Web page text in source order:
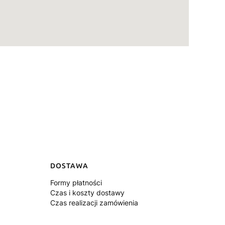
DOSTAWA
Formy płatności
Czas i koszty dostawy
Czas realizacji zamówienia